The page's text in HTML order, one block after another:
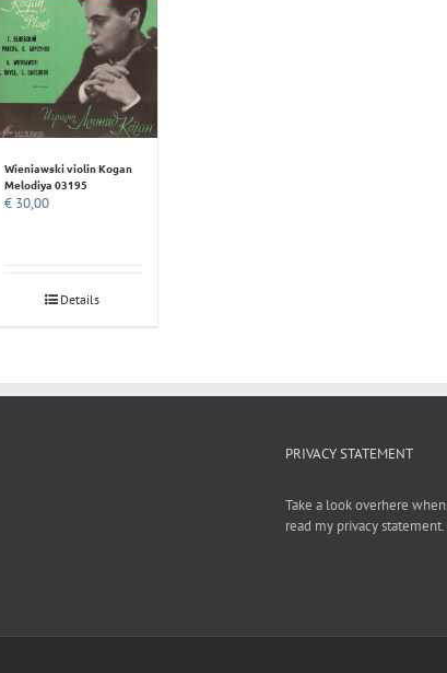
Wieniawski violin Kogan
Melodiya 03195
€30,00
Details
PRIVACY STATEMENT
Take a look overhere
read my privacy statement.